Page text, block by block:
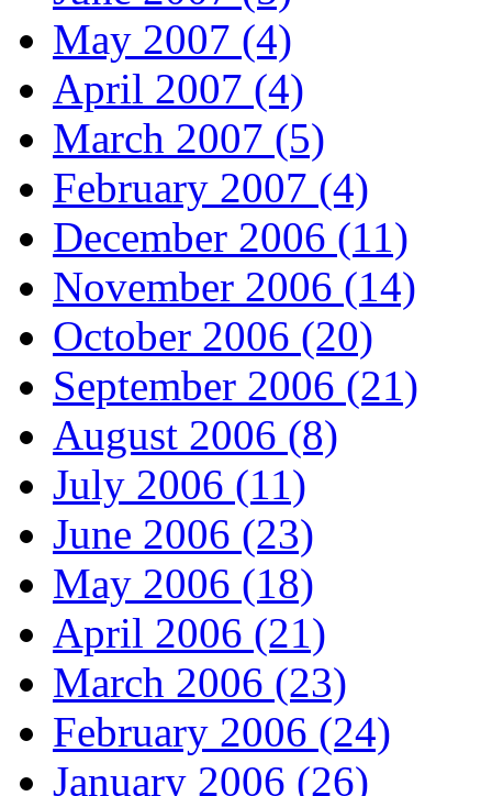
May 2007 (4)
April 2007 (4)
March 2007 (5)
February 2007 (4)
December 2006 (11)
November 2006 (14)
October 2006 (20)
September 2006 (21)
August 2006 (8)
July 2006 (11)
June 2006 (23)
May 2006 (18)
April 2006 (21)
March 2006 (23)
February 2006 (24)
January 2006 (26)